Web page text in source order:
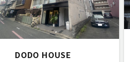
DODO HOUSE